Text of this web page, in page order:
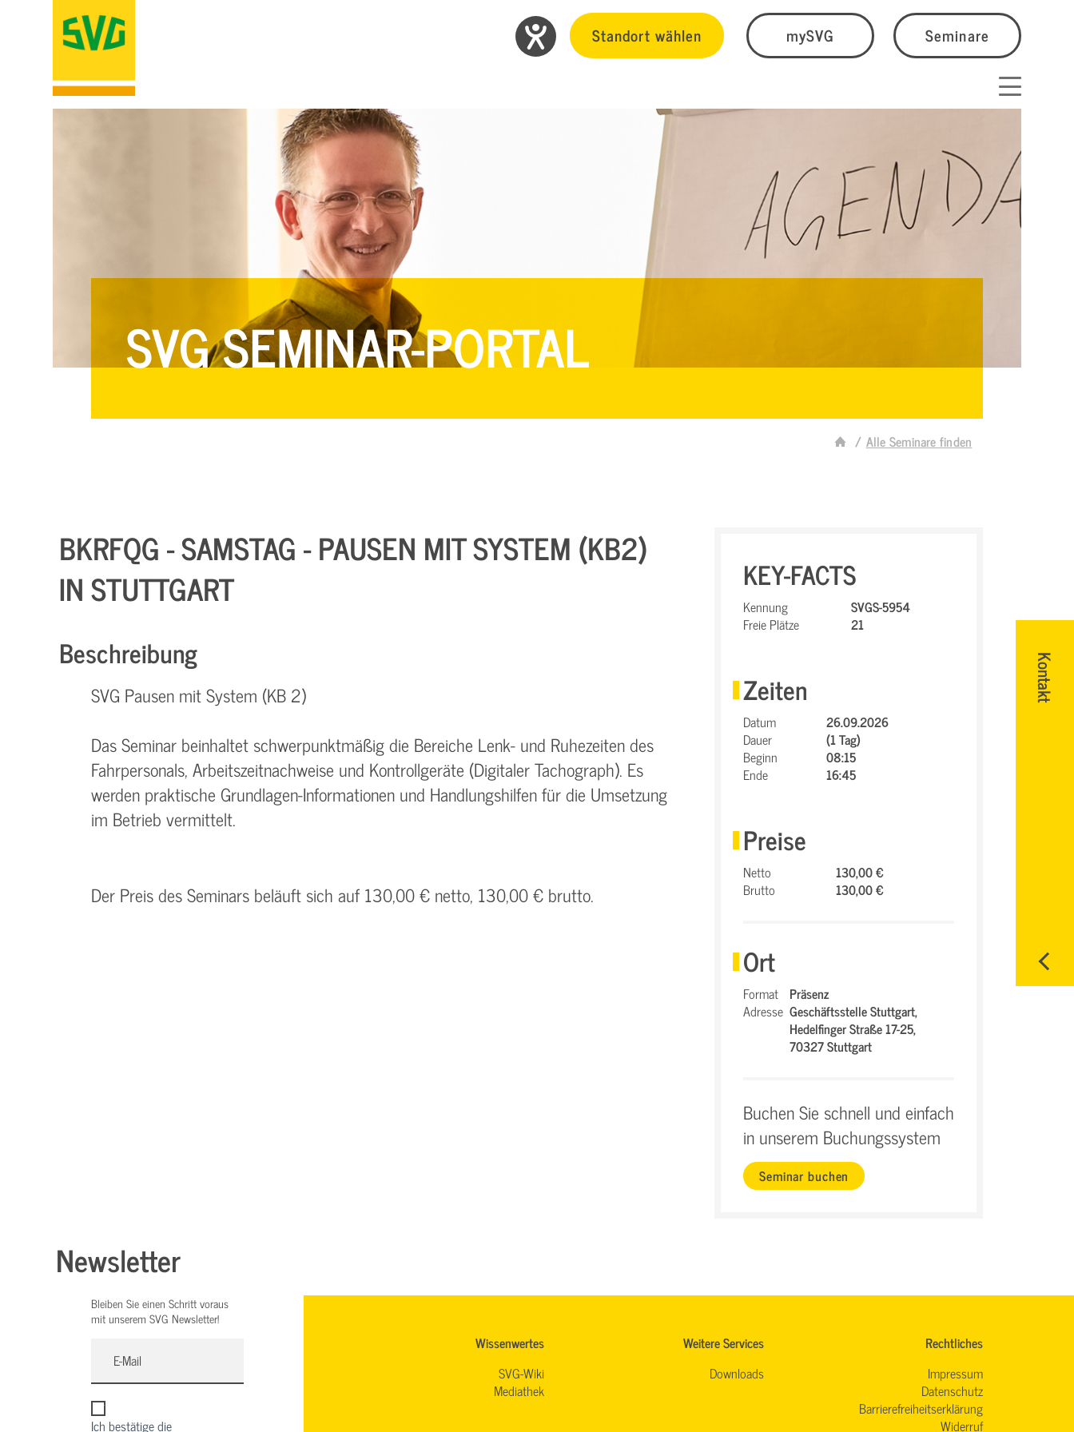
Standort wählen mySVG Seminare
SVG SEMINAR-PORTAL
Alle Seminare finden
Kontakt
BKRFQG - SAMSTAG - PAUSEN MIT SYSTEM (KB2)
IN STUTTGART
Beschreibung
SVG Pausen mit System (KB 2)
Das Seminar beinhaltet schwerpunktmäßig die Bereiche Lenk- und Ruhezeiten des
Fahrpersonals, Arbeitszeitnachweise und Kontrollgeräte (Digitaler Tachograph). Es
werden praktische Grundlagen-Informationen und Handlungshilfen für die Umsetzung
im Betrieb vermittelt.
Der Preis des Seminars beläuft sich auf 130,00 € netto, 130,00 € brutto.
KEY-FACTS
Kennung
SVGS-5954
Freie Plätze
21
Zeiten
Datum
26.09.2026
Dauer
(1 Tag)
Beginn
08:15
Ende
16:45
Preise
Netto
130,00 €
Brutto
130,00 €
Ort
Format Präsenz
Adresse Geschäftsstelle Stuttgart,
Hedelfinger Straße 17-25,
70327 Stuttgart
Buchen Sie schnell und einfach
in unserem Buchungssystem
Seminar buchen
Newsletter
Bleiben Sie einen Schritt voraus
mit unserem SVG Newsletter!
Ich bestätige die
Wissenwertes
SVG-Wiki
Mediathek
Weitere Services
Downloads
Rechtliches
Impressum
Datenschutz
Barrierefreiheitserklärung
Widerruf